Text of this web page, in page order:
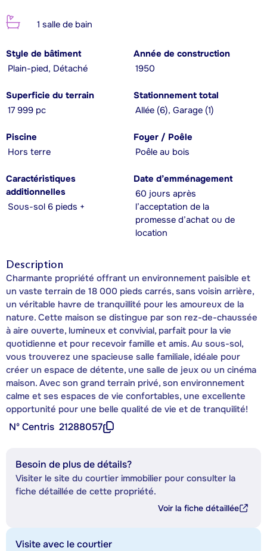
1 salle de bain
Style de bâtiment
Plain-pied, Détaché
Année de construction
1950
Superficie du terrain
17 999 pc
Stationnement total
Allée (6), Garage (1)
Piscine
Hors terre
Foyer / Poêle
Poêle au bois
Caractéristiques
additionnelles
Sous-sol 6 pieds +
Date d’emménagement
60 jours après
l’acceptation de la
promesse d’achat ou de
location
Description
Charmante propriété offrant un environnement paisible et
un vaste terrain de 18 000 pieds carrés, sans voisin arrière,
un véritable havre de tranquillité pour les amoureux de la
nature. Cette maison se distingue par son rez-de-chaussée
à aire ouverte, lumineux et convivial, parfait pour la vie
quotidienne et pour recevoir famille et amis. Au sous-sol,
vous trouverez une spacieuse salle familiale, idéale pour
créer un espace de détente, une salle de jeux ou un cinéma
maison. Avec son grand terrain privé, son environnement
calme et ses espaces de vie confortables, une excellente
opportunité pour une belle qualité de vie et de tranquilité!
Nº Centris 21288057
Besoin de plus de détails?
Visiter le site du courtier immobilier pour consulter la
fiche détaillée de cette propriété.
Voir la fiche détaillée
Visite avec le courtier